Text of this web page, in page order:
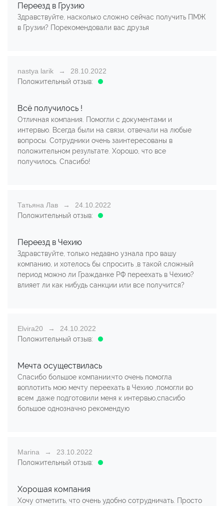
Переезд в Грузию
Здравствуйте, насколько сложно сейчас получить ПМЖ
в Грузии? Порекомендовали вас друзья
nastya larik
28.10.2022
Положительный отзыв:
Всё получилось !
Отличная компания. Помогли с документами и
интервью. Всегда были на связи, отвечали на любые
вопросы. Сотрудники очень заинтересованы в
положительном результате. Хорошо, что все
получилось. Спасибо!
Татьяна Лав
24.10.2022
Положительный отзыв:
Переезд в Чехию
Здравствуйте, только недавно узнала про вашу
компанию, и хотелось бы спросить ,в такой сложный
период можно ли Гражданке РФ переехать в Чехию?
влияет ли как нибудь санкции или все получится?
Elvira20
24.10.2022
Положительный отзыв:
Мечта осуществилась
Спасибо большое компании,что очень помогла
воплотить мою мечту переехать в Чехию ,помогли во
всем ,даже подготовили меня к интервью,спасибо
большое однозначно рекомендую
Marina
23.10.2022
Положительный отзыв:
Хорошая компания
Хочу отметить, что очень удобно сотрудничать. Просто